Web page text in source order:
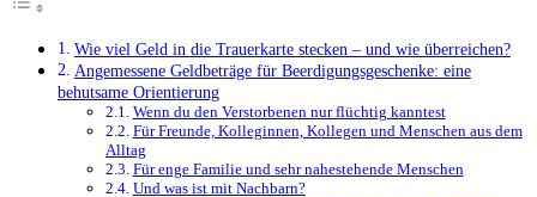
Wie viel Geld in die Trauerkarte stecken – und wie überreichen?
Angemessene Geldbeträge für Beerdigungsgeschenke: eine
behutsame Orientierung
Wenn du den Verstorbenen nur flüchtig kanntest
Für Freunde, Kolleginnen, Kollegen und Menschen aus dem
Alltag
Für enge Familie und sehr nahestehende Menschen
Und was ist mit Nachbarn?